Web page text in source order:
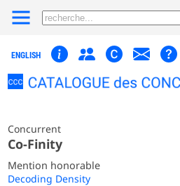
ENGLISH
Concurrent
Co-Finity
Mention honorable
Decoding Density